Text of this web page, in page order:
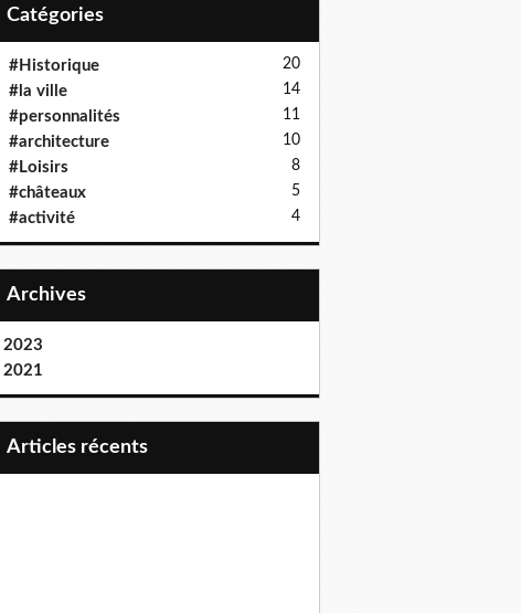
Catégories
#Historique 20
#la ville 14
#personnalités 11
#architecture 10
#Loisirs 8
#châteaux 5
#activité 4
Archives
2023
2021
articles récents